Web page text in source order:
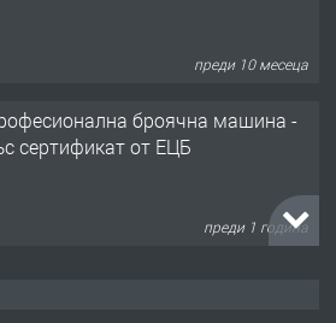
преди 10 месеца
броячна машина -
сертификат от ЕЦБ
преди 1 година